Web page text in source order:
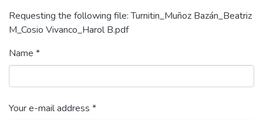
Requesting the following file: Turnitin_Muñoz Bazán_Beatriz
M_Cosio Vivanco_Harol B.pdf
Name *
Your e-mail address *